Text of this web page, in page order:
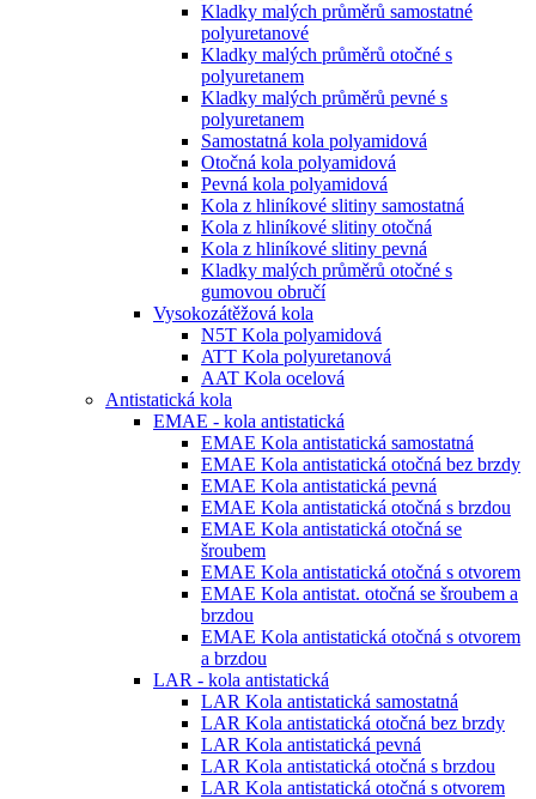
Kladky malých průměrů samostatné
polyuretanové
Kladky malých průměrů otočné s
polyuretanem
Kladky malých průměrů pevné s
polyuretanem
Samostatná kola polyamidová
Otočná kola polyamidová
Pevná kola polyamidová
Kola z hliníkové slitiny samostatná
Kola z hliníkové slitiny otočná
Kola z hliníkové slitiny pevná
Kladky malých průměrů otočné s
gumovou obručí
Vysokozátěžová kola
N5T Kola polyamidová
ATT Kola polyuretanová
AAT Kola ocelová
Antistatická kola
EMAE - kola antistatická
EMAE Kola antistatická samostatná
EMAE Kola antistatická otočná bez brzdy
EMAE Kola antistatická pevná
EMAE Kola antistatická otočná s brzdou
EMAE Kola antistatická otočná se
šroubem
EMAE Kola antistatická otočná s otvorem
EMAE Kola antistat. otočná se šroubem a
brzdou
EMAE Kola antistatická otočná s otvorem
a brzdou
LAR - kola antistatická
LAR Kola antistatická samostatná
LAR Kola antistatická otočná bez brzdy
LAR Kola antistatická pevná
LAR Kola antistatická otočná s brzdou
LAR Kola antistatická otočná s otvorem